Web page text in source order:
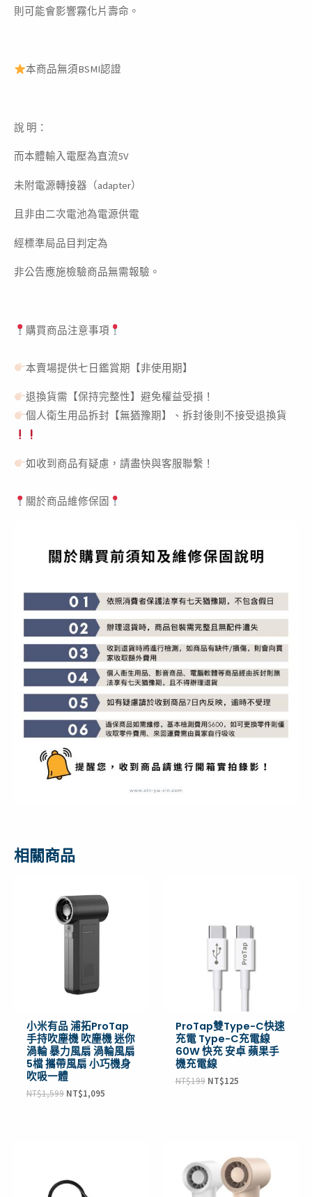
則可能會影響霧化片壽命。
本商品無須BSMI認證
說 明：
而本體輸入電壓為直流5V
未附電源轉接器（adapter）
且非由二次電池為電源供電
經標準局品目判定為
非公告應施檢驗商品無需報驗。
購買商品注意事項
本賣場提供七日鑑賞期【非使用期】
退換貨需【保持完整性】避免權益受損！
個人衛生用品拆封【無猶豫期】、拆封後則不接受退換貨
如收到商品有疑慮，請盡快與客服聯繫！
關於商品維修保固
相關商品
小米有品 浦拓ProTap
手持吹塵機 吹塵機 迷你
渦輪 暴力風扇 渦輪風扇
5檔 攜帶風扇 小巧機身
吹吸一體
NT$1,599
始
價
格：
NT$1,599。
NT$1,095
價
格：
ProTap雙Type-C快速
充電 Type-C充電線
60W 快充 安卓 蘋果手
機充電線
NT$199
NT$199。
NT$125
NT$125。
格：
NT$399。
始
價
格：
NT$499。
前
價
格：
NT$359。